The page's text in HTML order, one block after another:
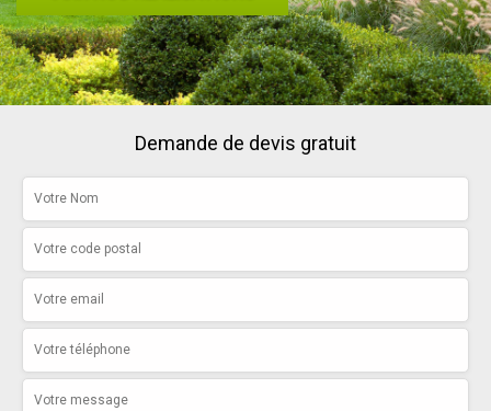
Demande de devis gratuit